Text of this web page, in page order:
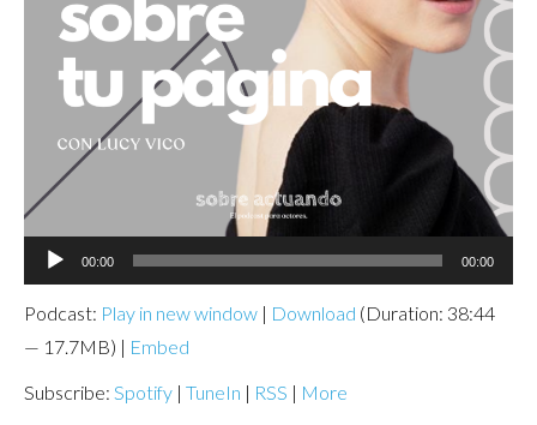
Audio
Player
00:00 00:00
Podcast: Play in new window | Download (Duration: 38:44
— 17.7MB) | Embed
Subscribe: Spotify | TuneIn | RSS | More